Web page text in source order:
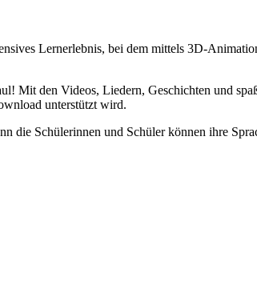
Lernerlebnis, bei dem mittels 3D-
Mit den Videos, Liedern, Geschichten und
unterstützt wird.
die Schülerinnen und Schüler können ihre